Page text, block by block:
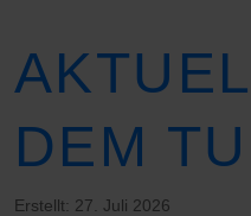
DEM
Erstellt: 27. Juli 2026